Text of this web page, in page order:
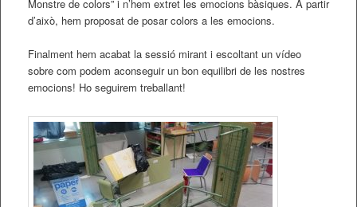
Monstre de colors” i n’hem extret les emocions bàsiques. A partir
d’això, hem proposat de posar colors a les emocions.
Finalment hem acabat la sessió mirant i escoltant un vídeo
sobre com podem aconseguir un bon equilibri de les nostres
emocions! Ho seguirem treballant!